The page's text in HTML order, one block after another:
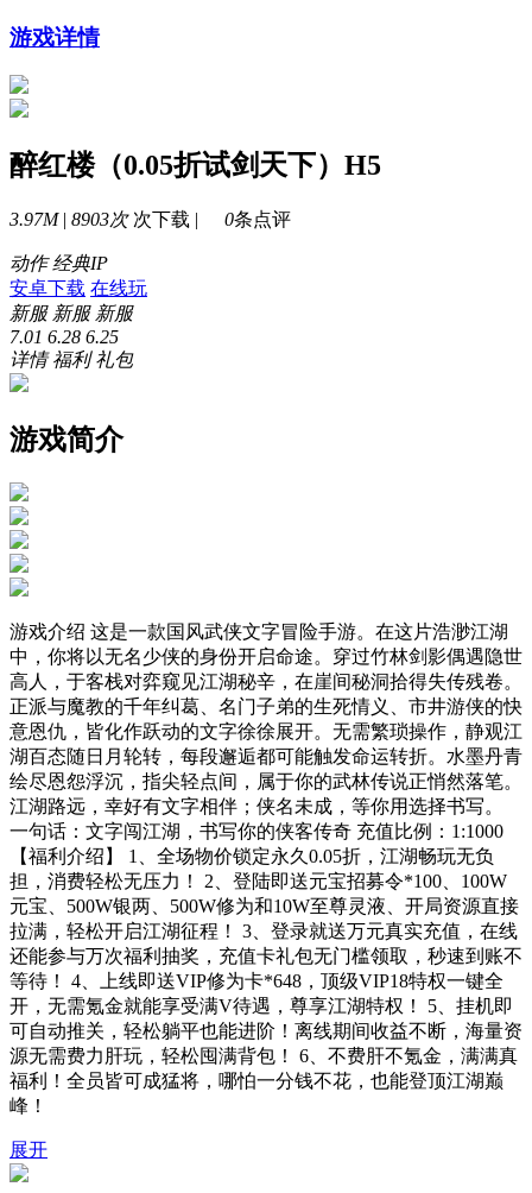
游戏详情
醉红楼（0.05折试剑天下）H5
3.97M | 8903次 次下载 | 0条点评
动作 经典IP
安卓下载 在线玩
新服 新服 新服
7.01 6.28 6.25
详情 福利 礼包
游戏简介
游戏介绍 这是一款国风武侠文字冒险手游。在这片浩渺江湖
中，你将以无名少侠的身份开启命途。穿过竹林剑影偶遇隐世
高人，于客栈对弈窥见江湖秘辛，在崖间秘洞拾得失传残卷。
正派与魔教的千年纠葛、名门子弟的生死情义、市井游侠的快
意恩仇，皆化作跃动的文字徐徐展开。无需繁琐操作，静观江
湖百态随日月轮转，每段邂逅都可能触发命运转折。水墨丹青
绘尽恩怨浮沉，指尖轻点间，属于你的武林传说正悄然落笔。
江湖路远，幸好有文字相伴；侠名未成，等你用选择书写。
一句话：文字闯江湖，书写你的侠客传奇 充值比例：1:1000
【福利介绍】 1、全场物价锁定永久0.05折，江湖畅玩无负
担，消费轻松无压力！ 2、登陆即送元宝招募令*100、100W
元宝、500W银两、500W修为和10W至尊灵液、开局资源直接
拉满，轻松开启江湖征程！ 3、登录就送万元真实充值，在线
还能参与万次福利抽奖，充值卡礼包无门槛领取，秒速到账不
等待！ 4、上线即送VIP修为卡*648，顶级VIP18特权一键全
开，无需氪金就能享受满V待遇，尊享江湖特权！ 5、挂机即
可自动推关，轻松躺平也能进阶！离线期间收益不断，海量资
源无需费力肝玩，轻松囤满背包！ 6、不费肝不氪金，满满真
福利！全员皆可成猛将，哪怕一分钱不花，也能登顶江湖巅
峰！
展开